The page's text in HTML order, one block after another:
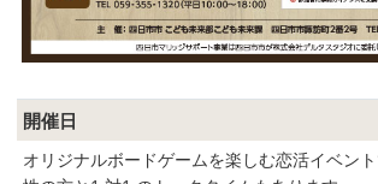
開催日
オリジナルボードゲームを楽しむ恋活イベン